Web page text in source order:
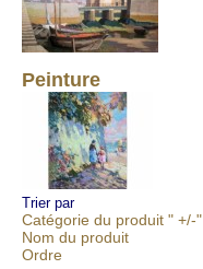
Peinture
Trier par
Catégorie du produit " +/-"
Nom du produit
Ordre